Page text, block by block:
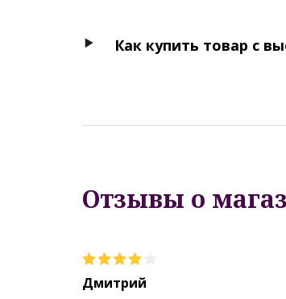
Как купить товар с
Отзывы о
Дмитрий